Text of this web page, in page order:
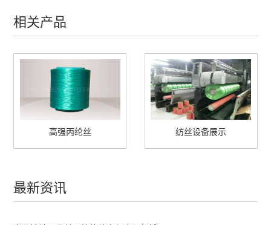
相关产品
高强丙纶丝 纺丝设备展示
最新资讯